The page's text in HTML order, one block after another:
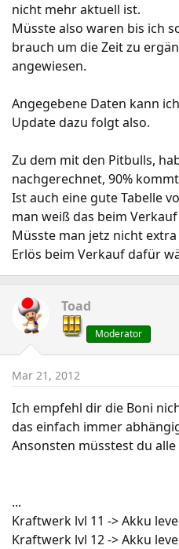
nicht mehr aktuell ist.
Müsste also waren bis ich
brauch um die Zeit zu
angewiesen.
Angegebene Daten kann
Update dazu folgt also.
Zu dem mit den Pitbulls,
nachgerechnet, 90%
Ist auch eine gute Tabelle
man weiß das beim
Müsste man jetz nicht
Erlös beim Verkauf dafür
Toad
Moderator
Mar 21, 2012
Ich empfehl dir die Boni
das einfach immer
Ansonsten müsstest du
...
Kraftwerk lvl 11 -> Akku
Kraftwerk lvl 12 -> Akku